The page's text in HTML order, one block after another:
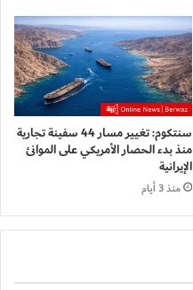
سنتكوم: تغيير مسار 44 سفينة تجارية
منذ بدء الحصار الأمريكي على الموانئ
الإيرانية
منذ 3 أيام